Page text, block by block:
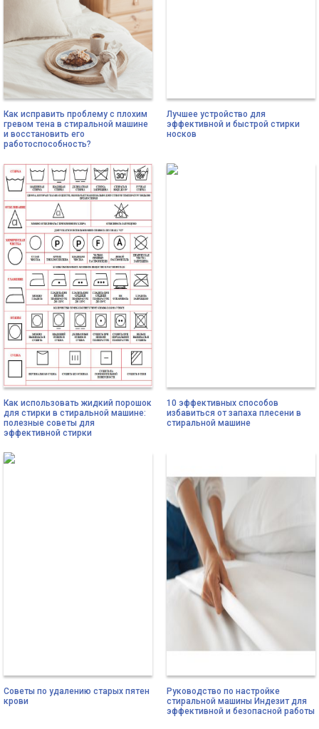
Как исправить проблему с плохим
гревом тена в стиральной машине
и восстановить его
работоспособность?
Лучшее устройство для
эффективной и быстрой стирки
носков
Как использовать жидкий порошок
для стирки в стиральной машине:
полезные советы для
эффективной стирки
10 эффективных способов
избавиться от запаха плесени в
стиральной машине
Советы по удалению старых пятен
крови
Руководство по настройке
стиральной машины Индезит для
эффективной и безопасной работы